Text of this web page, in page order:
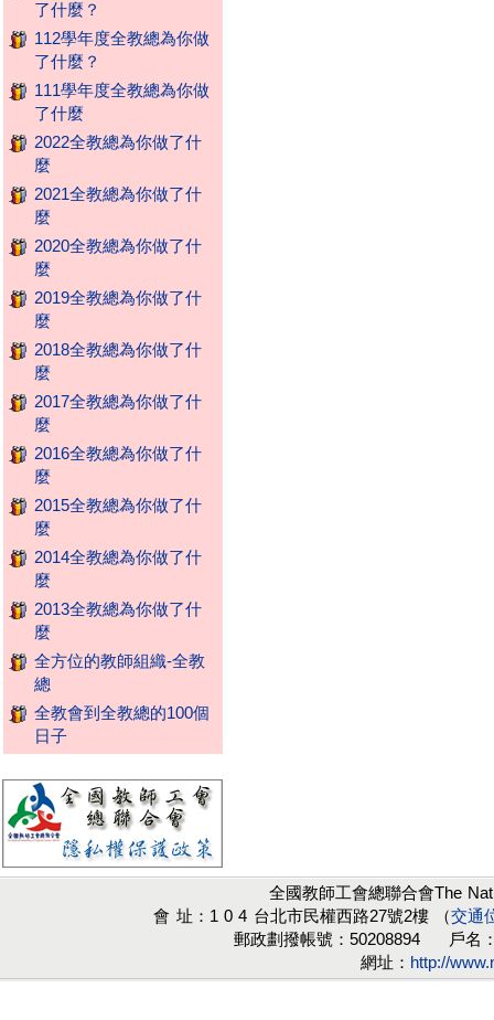
了什麼？
112學年度全教總為你做
了什麼？
111學年度全教總為你做
了什麼
2022全教總為你做了什
麼
2021全教總為你做了什
麼
2020全教總為你做了什
麼
2019全教總為你做了什
麼
2018全教總為你做了什
麼
2017全教總為你做了什
麼
2016全教總為你做了什
麼
2015全教總為你做了什
麼
2014全教總為你做了什
麼
2013全教總為你做了什
麼
全方位的教師組織-全教
總
全教會到全教總的100個
日子
全國教師工會總聯合會The
會 址：1 0 4 台北市民權西路27號2樓 （交通
郵政劃撥帳號：50208894 戶名
網址： http://